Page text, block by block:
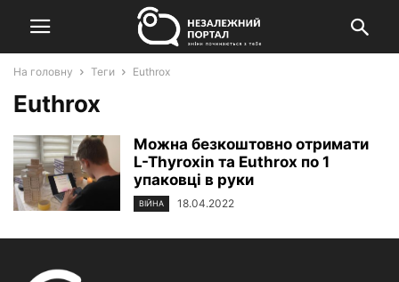
На головну Теги Euthrox
Euthrox
Можна безкоштовно отримати
L-Thyroxin та Euthrox по 1
упаковці в руки
ВІЙНА 18.04.2022